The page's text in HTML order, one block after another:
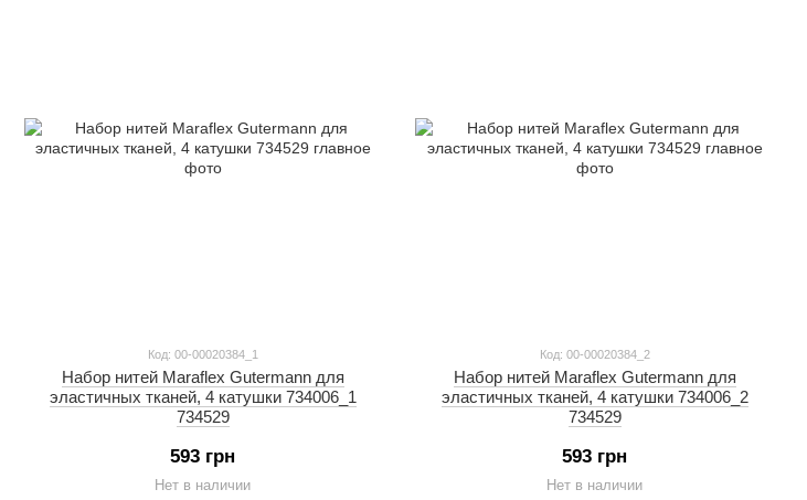
Код: 00-00020384_1
Набор нитей Maraflex Gutermann для
эластичных тканей, 4 катушки 734006_1
734529
593 грн
Нет в наличии
Код: 00-00020384_2
Набор нитей Maraflex Gutermann для
эластичных тканей, 4 катушки 734006_2
734529
593 грн
Нет в наличии